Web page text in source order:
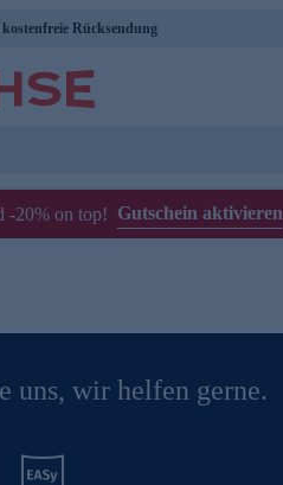
kostenfreie Rücksendung
-20% on top! Gutschein aktivieren
uns, wir helfen gerne.